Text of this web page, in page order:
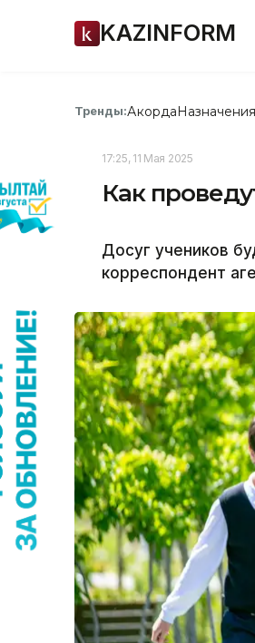
KAZINFORM
Тренды:АкордаНазначения
17:25, 11 Мая 2025
Как
Досуг учеников
корреспондент